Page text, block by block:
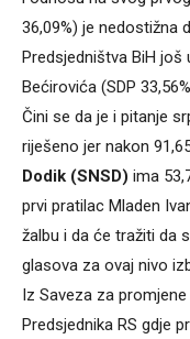
36,09%) je nedostižna
Predsjedništva BiH
Bećirovića (SDP
Čini se da je i pitanje
riješeno jer nakon
Dodik (SNSD) ima
prvi pratilac Mladen
žalbu i da će tražiti da
glasova za ovaj nivo
Iz Saveza za
Predsjednika RS gdje